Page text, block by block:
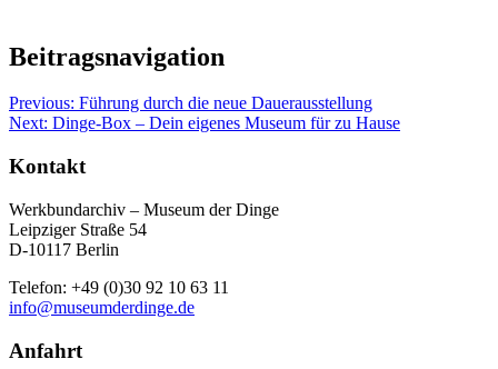
Beitragsnavigation
Previous: Führung durch die neue Dauerausstellung
Next: Dinge-Box – Dein eigenes Museum für zu Hause
Kontakt
Werkbundarchiv – Museum der Dinge
Leipziger Straße 54
D-10117 Berlin
Telefon: +49 (0)30 92 10 63 11
info@museumderdinge.de
Anfahrt